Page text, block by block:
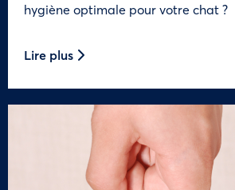
hygiène optimale pour votre chat ?
Lire plus